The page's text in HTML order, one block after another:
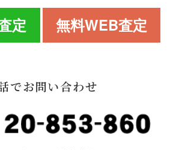
定 無料WEB査定
でお問い合わせ